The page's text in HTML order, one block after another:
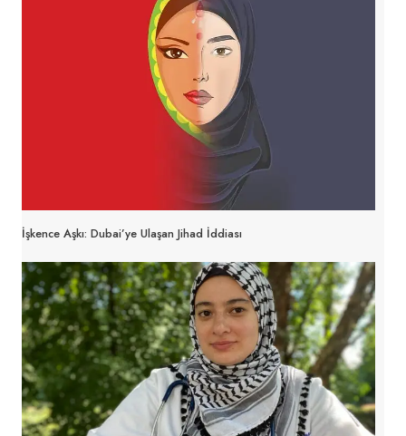
İşkence Aşkı: Dubai’ye Ulaşan Jihad İddiası